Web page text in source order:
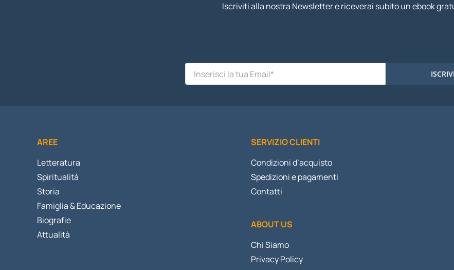
Iscriviti alla nostra Newsletter e riceverai subito un ebook
AREE
Letteratura
Spiritualità
Storia
Famiglia & Educazione
Biografie
Attualità
SERVIZIO CLIENTI
Condizioni d’acquisto
Spedizioni e pagamenti
Contatti
ABOUT US
Chi Siamo
Privacy Policy